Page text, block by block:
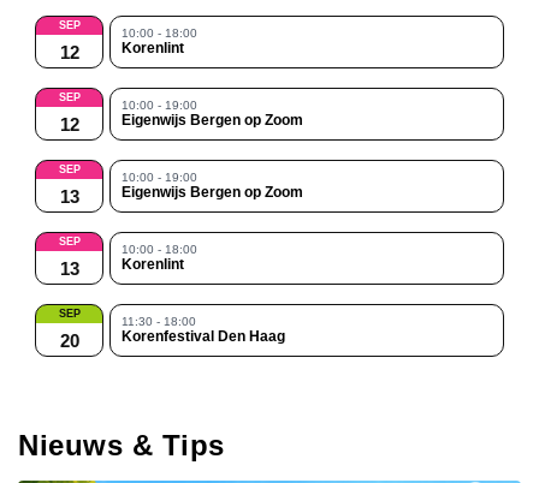
SEP
12
10:00 - 18:00
Korenlint
SEP
12
10:00 - 19:00
Eigenwijs Bergen op Zoom
SEP
13
10:00 - 19:00
Eigenwijs Bergen op Zoom
SEP
13
10:00 - 18:00
Korenlint
SEP
20
11:30 - 18:00
Korenfestival Den Haag
Nieuws & Tips